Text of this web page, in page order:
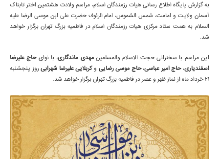
به گزارش پایگاه اطلاع رسانیهیات رزمندگان اسلام، مراسم ولادت هشتمین اختر تابناک
آسمان ولایت و امامت، شمس الشموس، امام الرئوف حضرت علی ابن موسی الرضا علیه
السلام به همت ستاد مرکزی هیاترزمندگان اسلام در فاطمیه بزرگ تهران برگزار خواهد
شد.
این مراسم با سخنرانی حجت الاسلام والمسلمینمهدی ماندگاری، با نوایحاج علیرضا
اسفندیاری،حاج امیر عباسی،حاج موسی رضایی وکربلایی علیرضا شهرابیروز پنجشنبه
21 خرداد ماه از نماز ظهر و عصر در فاطمیه بزرگ تهران برگزار خواهد شد.